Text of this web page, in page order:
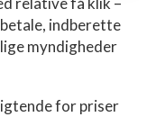
indberette
myndigheder
for priser